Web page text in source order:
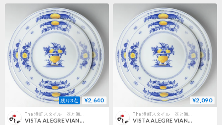
残り3点 ¥2,640
The 港町スタイル 器と海辺の雑貨
VISTA ALEGRE VIANA デザートプレート
¥2,090
VISTA ALEGRE VIANA ブレッドプレート